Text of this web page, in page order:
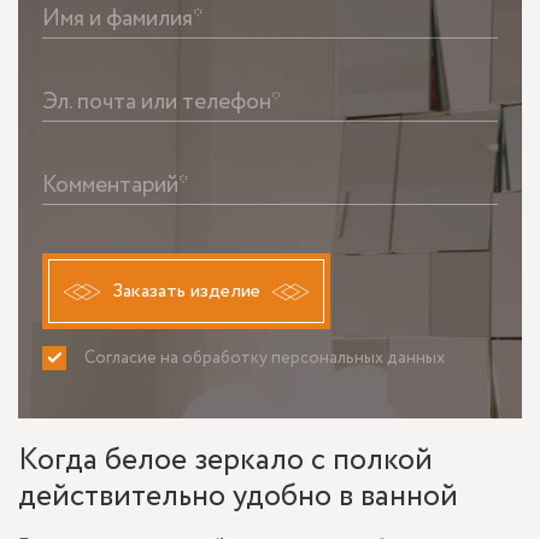
Имя и фамилия*
Эл. почта или телефон*
Комментарий*
Заказать изделие
Согласие на обработку персональных данных
ПРИНИМАЮ НЕ ПРИНИМАЮ
Когда белое зеркало с полкой
действительно удобно в ванной